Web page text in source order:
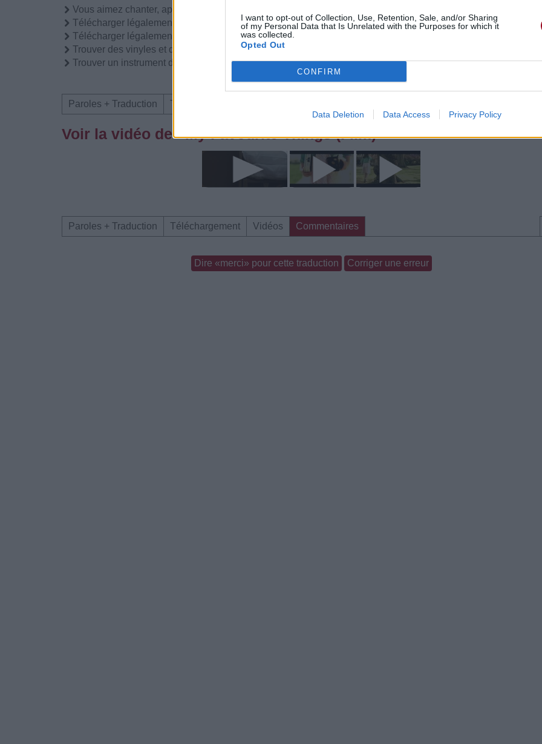
I want to opt-out of Collection, Use, Retention, Sale, and/or Sharing
of my Personal Data that Is Unrelated with the Purposes for which it
was collected.
Opted Out
CONFIRM
Data Deletion Data Access Privacy Policy
Vous aimez chanter, apprenez la guitare chez
Télécharger légalement les MP3 sur
Télécharger légalement les MP3 ou trouver le CD sur
Trouver des vinyles et des CD sur
Trouver un instrument de musique ou une partition au meilleur prix sur
Paroles + Traduction Téléchargement
Voir la vidéo de «My Favourite Things (Film)»
Paroles + Traduction Téléchargement Vidéos Commentaires
Dire «merci» pour cette traduction Corriger une erreur